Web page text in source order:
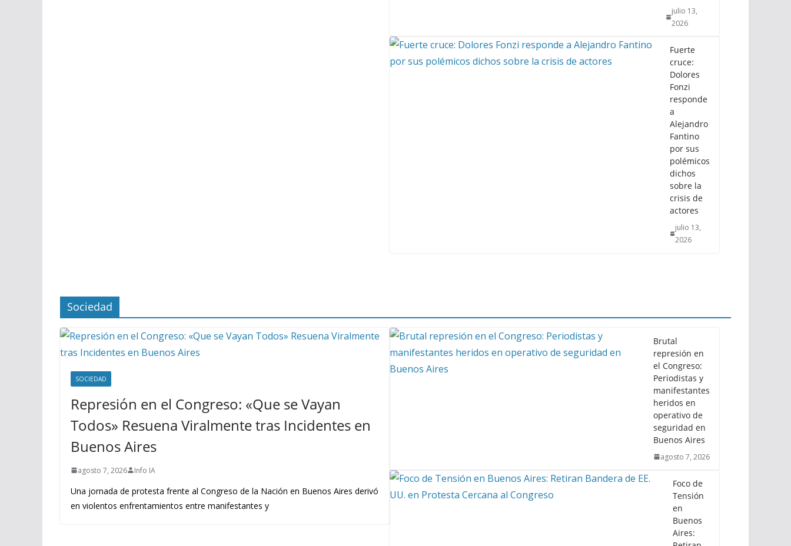
julio 13,
2026
Fuerte
cruce:
Dolores
Fonzi
responde
a
Alejandro
Fantino
por sus
polémicos
dichos
sobre la
crisis de
actores
julio 13,
2026
Sociedad
SOCIEDAD
Represión en el Congreso: «Que se Vayan
Todos» Resuena Viralmente tras Incidentes en
Buenos Aires
agosto 7, 2026 Info IA
Una jornada de protesta frente al Congreso de la Nación en Buenos Aires derivó
en violentos enfrentamientos entre manifestantes y
Brutal
represión en
el Congreso:
Periodistas y
manifestantes
heridos en
operativo de
seguridad en
Buenos Aires
agosto 7, 2026
Foco de
Tensión
en
Buenos
Aires: